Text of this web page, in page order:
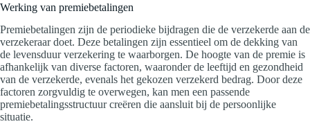
Werking van premiebetalingen
Premiebetalingen zijn de periodieke bijdragen die de verzekerde aan de
verzekeraar doet. Deze betalingen zijn essentieel om de dekking van
de levensduur verzekering te waarborgen. De hoogte van de premie is
afhankelijk van diverse factoren, waaronder de leeftijd en gezondheid
van de verzekerde, evenals het gekozen verzekerd bedrag. Door deze
factoren zorgvuldig te overwegen, kan men een passende
premiebetalingsstructuur creëren die aansluit bij de persoonlijke
situatie.